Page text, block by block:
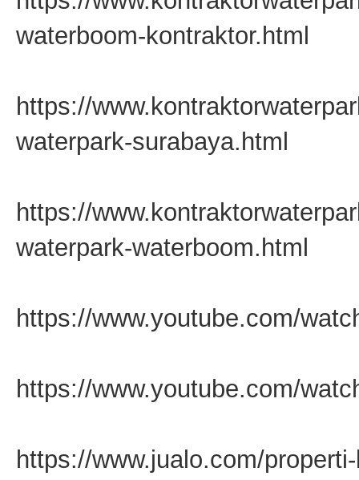
waterboom-kontraktor.html
https://
waterpark-surabaya.html
https://
waterpark-waterboom.html
https://www.youtube.com/
https://www.youtube.com/
https://www.jualo.com/